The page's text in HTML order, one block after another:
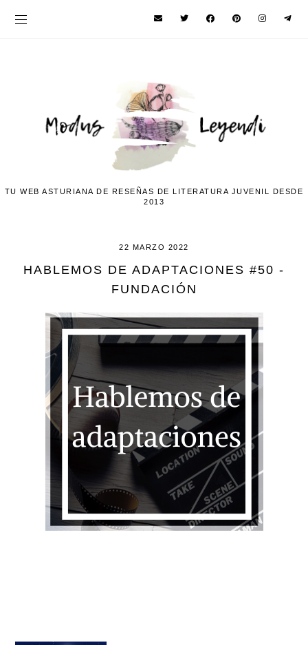
TU WEB ASTURIANA DE RESEÑAS DE LITERATURA JUVENIL DESDE
2013
22 MARZO 2022
HABLEMOS DE ADAPTACIONES #50 -
FUNDACIÓN